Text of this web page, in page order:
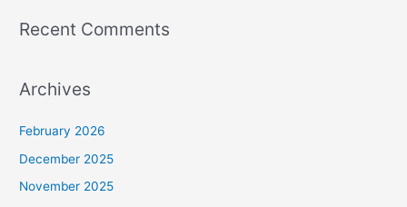
Recent Comments
Archives
February 2026
December 2025
November 2025